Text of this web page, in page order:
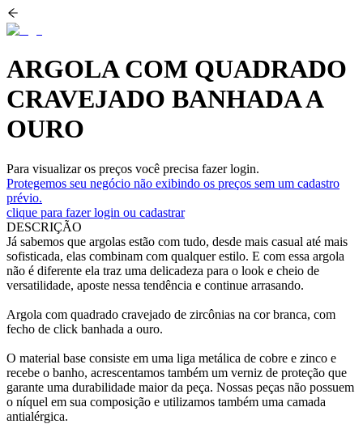
ARGOLA COM QUADRADO
CRAVEJADO BANHADA A
OURO
Para visualizar os preços você precisa fazer login.
Protegemos seu negócio não exibindo os preços sem um cadastro
prévio.
clique para fazer login ou cadastrar
DESCRIÇÃO
Já sabemos que argolas estão com tudo, desde mais casual até mais
sofisticada, elas combinam com qualquer estilo. E com essa argola
não é diferente ela traz uma delicadeza para o look e cheio de
versatilidade, aposte nessa tendência e continue arrasando.
Argola com quadrado cravejado de zircônias na cor branca, com
fecho de click banhada a ouro.
O material base consiste em uma liga metálica de cobre e zinco e
recebe o banho, acrescentamos também um verniz de proteção que
garante uma durabilidade maior da peça. Nossas peças não possuem
o níquel em sua composição e utilizamos também uma camada
antialérgica.